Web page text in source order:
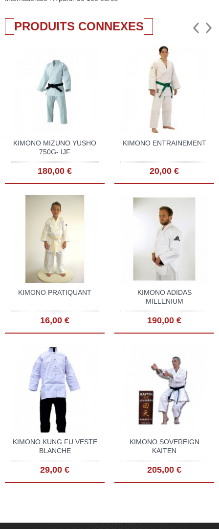
PRODUITS CONNEXES
KIMONO MIZUNO YUSHO
750G- IJF
180,00 €
KIMONO ENTRAINEMENT
20,00 €
KIMONO PRATIQUANT
16,00 €
KIMONO ADIDAS
MILLENIUM
190,00 €
KIMONO KUNG FU VESTE
BLANCHE
29,00 €
KIMONO SOVEREIGN
KAITEN
205,00 €